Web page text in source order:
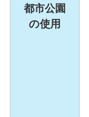
都市公園
の使用